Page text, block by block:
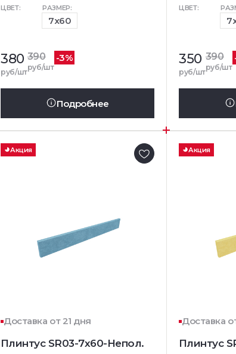
ЦВЕТ: РАЗМЕР:
7x60
380
руб/шт
390
руб/шт
-3%
Подробнее
ЦВЕТ:
350
руб/шт
390
руб/шт
Акция
Доставка от 21 дня
Плинтус SR03-7x60-Непол.
Акция
Доставка
Плинтус